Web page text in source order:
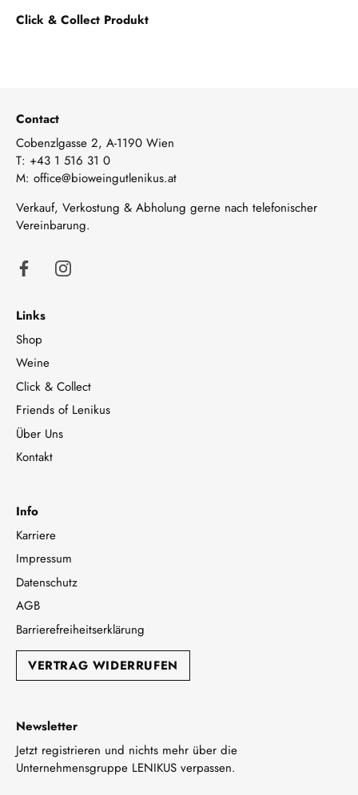
Click & Collect Produkt
Contact
Cobenzlgasse 2, A-1190 Wien
T: +43 1 516 31 0
M: office@bioweingutlenikus.at
Verkauf, Verkostung & Abholung gerne nach telefonischer
Vereinbarung.
Links
Shop
Weine
Click & Collect
Friends of Lenikus
Über Uns
Kontakt
Info
Karriere
Impressum
Datenschutz
AGB
Barrierefreiheitserklärung
VERTRAG WIDERRUFEN
Newsletter
Jetzt registrieren und nichts mehr über die
Unternehmensgruppe LENIKUS verpassen.